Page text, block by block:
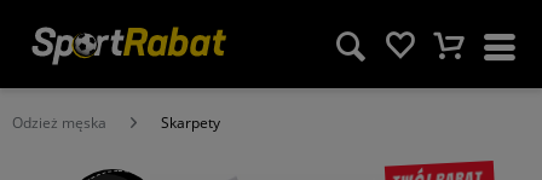
Odzież męska Skarpety